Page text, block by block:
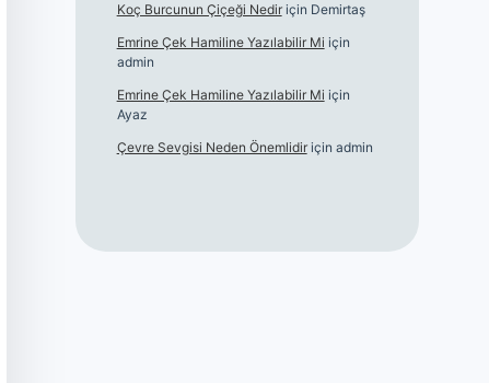
Koç Burcunun Çiçeği Nediriçin Demirtaş
Emrine Çek Hamiline Yazılabilir Mi için
admin
Emrine Çek Hamiline Yazılabilir Mi için
Ayaz
Çevre Sevgisi Neden Önemlidiriçin admin